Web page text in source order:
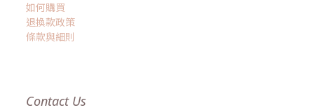
如何購買
退換款政策
條款與細則
Contact Us